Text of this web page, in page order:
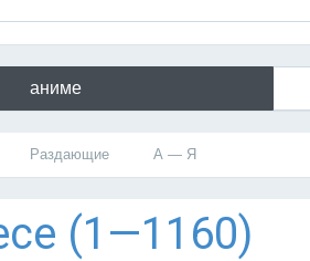
аниме
Раздающие А — Я
(1—1160)